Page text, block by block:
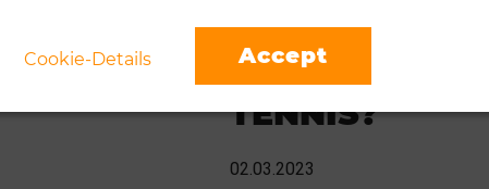
Cookie-Details Accept
WAS
TENNIS?
02.03.2023